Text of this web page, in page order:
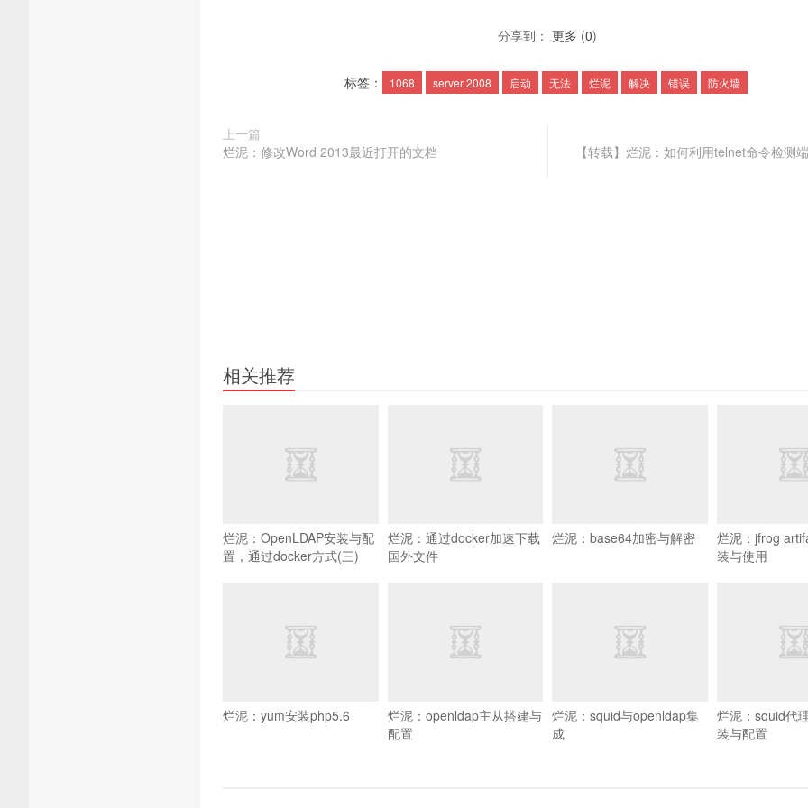
分享到： 更多 (0)
标签： 1068 server 2008 启动 无法 烂泥 解决 错误 防火墙
上一篇
烂泥：修改Word 2013最近打开的文档
【转载】烂泥：如何利用telnet命令检测
相关推荐
烂泥：OpenLDAP安装与配
置，通过docker方式(三)
烂泥：通过docker加速下载
国外文件
烂泥：base64加密与解密
烂泥：jfrog
装与使用
烂泥：yum安装php5.6
烂泥：openldap主从搭建与
配置
烂泥：squid与openldap集
成
烂泥：squid代
装与配置